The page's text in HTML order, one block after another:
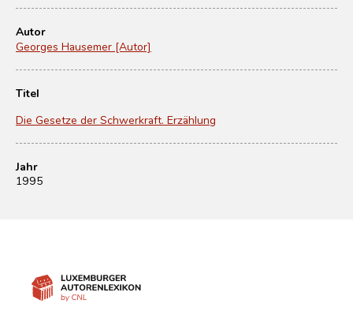
Autor
Georges Hausemer [Autor]
Titel
Die Gesetze der Schwerkraft. Erzählung
Jahr
1995